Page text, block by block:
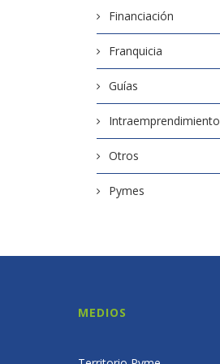
Financiación
Franquicia
Guías
Intraemprendimiento
Otros
Pymes
MEDIOS